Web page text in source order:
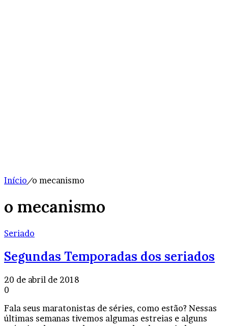
Início/o mecanismo
o mecanismo
Seriado
Segundas Temporadas dos seriados
20 de abril de 2018
0
Fala seus maratonistas de séries, como estão? Nessas
últimas semanas tivemos algumas estreias e alguns